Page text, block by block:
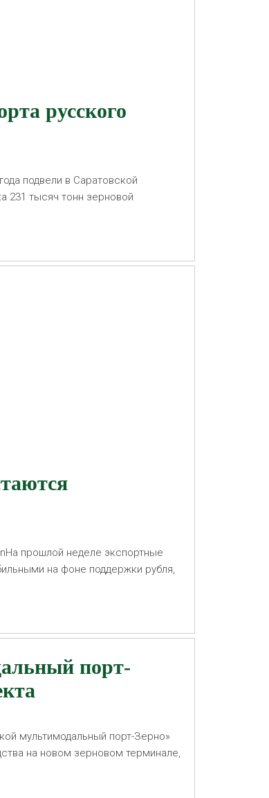
русского
подвели в Саратовской
231 тысяч тонн зерновой
прошлой неделе экспортные
на фоне поддержки рубля,
цен на биржах Чикаго и Парижа,
порт-
мультимодальный порт-Зерно»
на новом зерновом терминале,